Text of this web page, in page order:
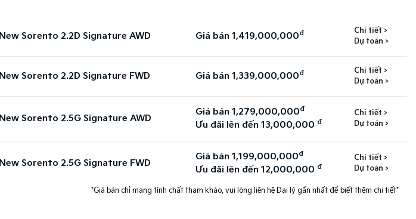
New Sorento 2.2D Signature AWD Giá bán 1,419,000,000đ
Chi tiết >
Dự toán >
New Sorento 2.2D Signature FWD Giá bán 1,339,000,000đ
Chi tiết >
Dự toán >
New Sorento 2.5G Signature AWD
Giá bán 1,279,000,000đ
Ưu đãi lên đến 13,000,000 đ
Chi tiết >
Dự toán >
New Sorento 2.5G Signature FWD
Giá bán 1,199,000,000đ
Ưu đãi lên đến 12,000,000 đ
Chi tiết >
Dự toán >
*Giá bán chỉ mang tính chất tham khảo, vui lòng liên hệ Đại lý gần nhất để biết thêm chi tiết*